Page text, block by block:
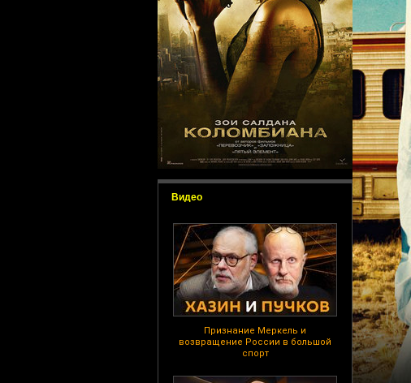
Видео
Признание Меркель и
возвращение России в большой
спорт